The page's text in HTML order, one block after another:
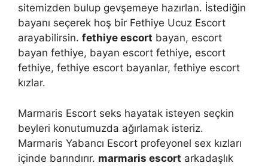
sitemizden bulup gevşemeye hazırlan. İstediğin
bayanı seçerek hoş bir Fethiye Ucuz Escort
arayabilirsin. fethiye escort bayan, escort
bayan fethiye, bayan escort fethiye, escort
fethiye, fethiye escort bayanlar, fethiye escort
kızlar.
Marmaris Escort seks hayatak isteyen seçkin
beyleri konutumuzda ağırlamak isteriz.
Marmaris Yabancı Escort profeyonel sex kızları
içinde barındırır. marmaris escort arkadaşlık